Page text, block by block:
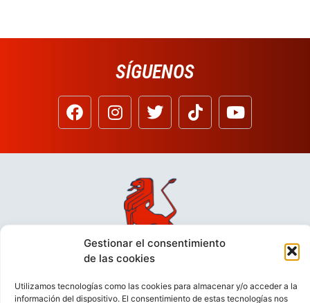
Gestionar el consentimiento
de las cookies
Utilizamos tecnologías como las cookies para almacenar y/o acceder a la
información del dispositivo. El consentimiento de estas tecnologías nos
SÍGUENOS